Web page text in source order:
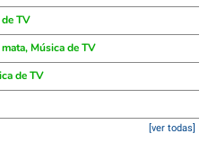
TV
Música de TV
de TV
[ver todas]